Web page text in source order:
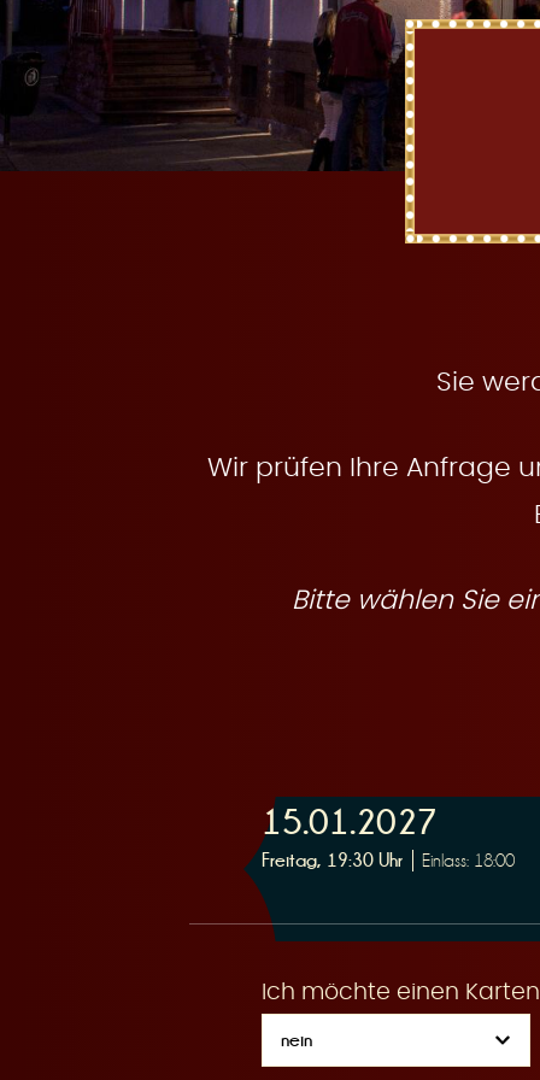
t
Sie
Wir prüfen Ihre Anfrage
Bitte wählen Sie
15.01.2027
Freitag, 19:30 Uhr Einlass: 18:00
Ich möchte einen